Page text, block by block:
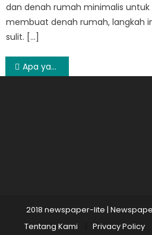
dan denah rumah minimalis
membuat denah rumah, langkah
sulit. […]
Post
Apa yang Dimaksud Integrated Marketing Agency?
2018 newspaper-lite |
Tentang Kami
Privacy Policy